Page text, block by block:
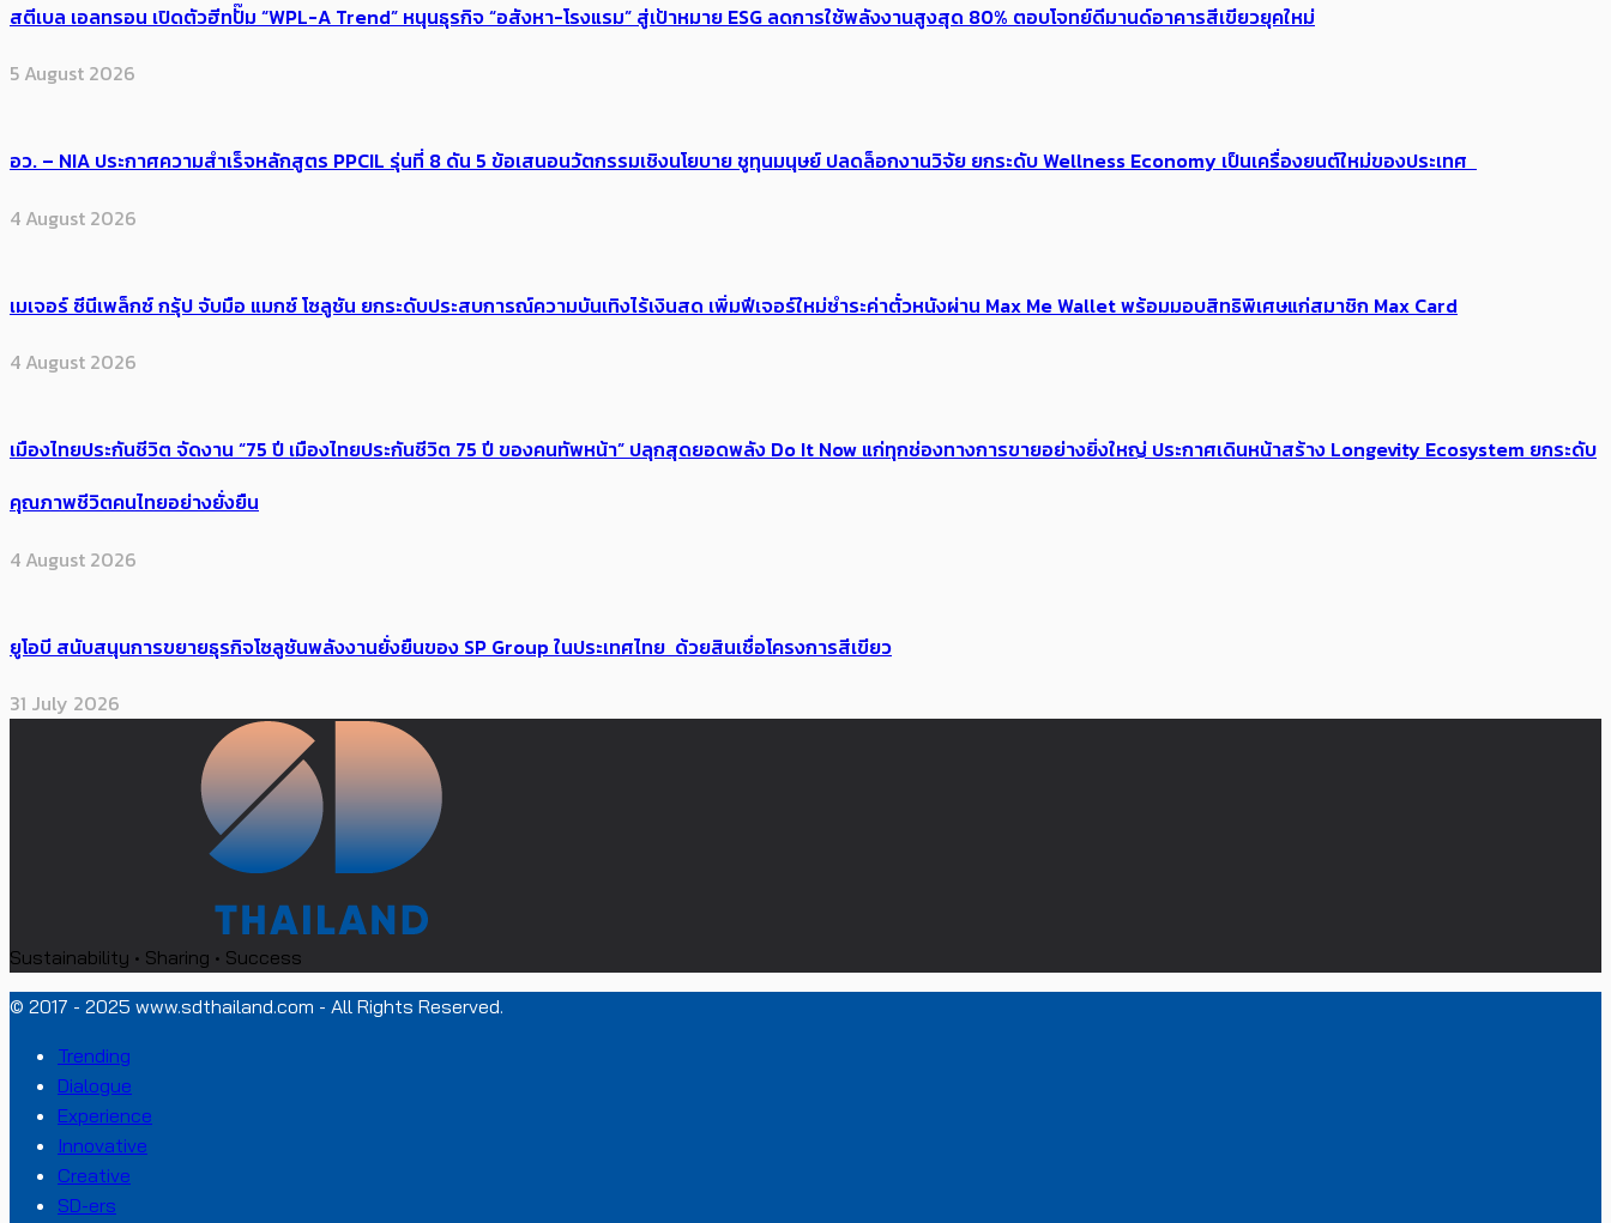
สตีเบล เอลทรอน เปิดตัวฮีทปั๊ม “WPL-A Trend” หนุนธุรกิจ “อสังหา-โรงแรม” สู่เป้าหมาย ESG ลดการใช้พลังงานสูงสุด 80% ตอบโจทย์ดีมานด์อาคารสีเขียวยุคใหม่
5 August 2026
อว. – NIA ประกาศความสำเร็จหลักสูตร PPCIL รุ่นที่ 8 ดัน 5 ข้อเสนอนวัตกรรมเชิงนโยบาย ชูทุนมนุษย์ ปลดล็อกงานวิจัย ยกระดับ Wellness Economy เป็นเครื่องยนต์ใหม่ของประเทศ
4 August 2026
เมเจอร์ ซีนีเพล็กซ์ กรุ้ป จับมือ แมกซ์ โซลูชัน ยกระดับประสบการณ์ความบันเทิงไร้เงินสด เพิ่มฟีเจอร์ใหม่ชำระค่าตั๋วหนังผ่าน Max Me Wallet พร้อมมอบสิทธิพิเศษแก่สมาชิก Max Card
4 August 2026
เมืองไทยประกันชีวิต จัดงาน “75 ปี เมืองไทยประกันชีวิต 75 ปี ของคนทัพหน้า” ปลุกสุดยอดพลัง Do It Now แก่ทุกช่องทางการขายอย่างยิ่งใหญ่ ประกาศเดินหน้าสร้าง Longevity Ecosystem ยกระดับ
คุณภาพชีวิตคนไทยอย่างยั่งยืน
4 August 2026
ยูโอบี สนับสนุนการขยายธุรกิจโซลูชันพลังงานยั่งยืนของ SP Group ในประเทศไทย ด้วยสินเชื่อโครงการสีเขียว
31 July 2026
Sustainability • Sharing • Success
© 2017 - 2025 www.sdthailand.com - All Rights Reserved.
Trending
Dialogue
Experience
Innovative
Creative
SD-ers